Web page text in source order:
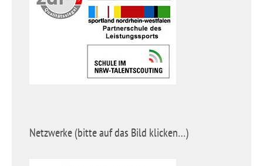
Netzwerke (bitte auf das Bild klicken…)